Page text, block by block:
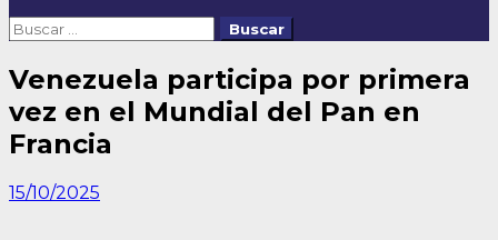
Buscar:
Venezuela participa por primera
vez en el Mundial del Pan en
Francia
15/10/2025